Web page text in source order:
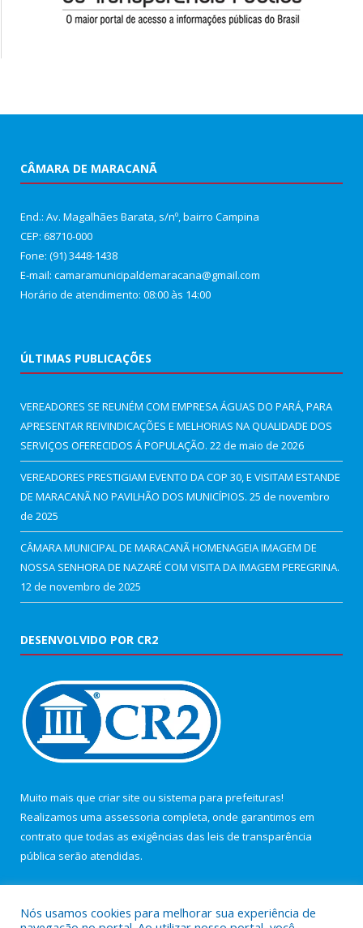
CÂMARA DE MARACANÃ
End.: Av. Magalhães Barata, s/nº, bairro Campina
CEP: 68710-000
Fone: (91) 3448-1438
E-mail: camaramunicipaldemaracana@gmail.com
Horário de atendimento: 08:00 às 14:00
ÚLTIMAS PUBLICAÇÕES
VEREADORES SE REUNÉM COM EMPRESA ÁGUAS DO PARÁ, PARA
APRESENTAR REIVINDICAÇÕES E MELHORIAS NA QUALIDADE DOS
SERVIÇOS OFERECIDOS Á POPULAÇÃO. 22 de maio de 2026
VEREADORES PRESTIGIAM EVENTO DA COP 30, E VISITAM ESTANDE
DE MARACANÃ NO PAVILHÃO DOS MUNICÍPIOS. 25 de novembro
de 2025
CÂMARA MUNICIPAL DE MARACANÃ HOMENAGEIA IMAGEM DE
NOSSA SENHORA DE NAZARÉ COM VISITA DA IMAGEM PEREGRINA.
12 de novembro de 2025
DESENVOLVIDO POR CR2
Muito mais que criar site ou sistema para prefeituras!
Realizamos uma assessoria completa, onde garantimos em
contrato que todas as exigências das leis de transparência
pública serão atendidas.
Nós usamos cookies para melhorar sua experiência de